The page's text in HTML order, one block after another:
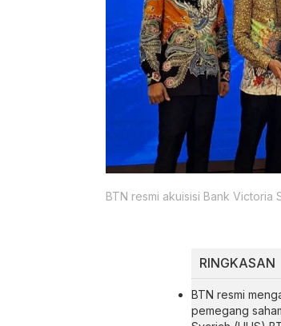
BTN resmi akuisisi Bank Victoria
RINGKASAN
BTN resmi
pemegang